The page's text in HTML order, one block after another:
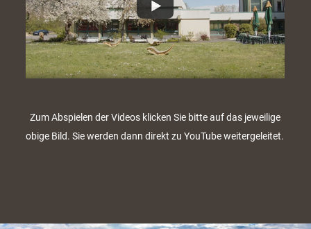
Zum Abspielen der Videos klicken Sie bitte auf das jeweilige
obige Bild. Sie werden dann direkt zu YouTube weitergeleitet.